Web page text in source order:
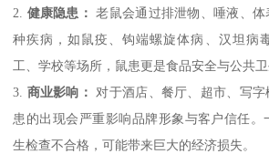
2. 健康隐患： 老鼠会通过排泄物、唾液、
种疾病，如鼠疫、钩端螺旋体病、汉坦病
工、学校等场所，鼠患更是食品安全与公共卫
3. 商业影响： 对于酒店、餐厅、超市、写
患的出现会严重影响品牌形象与客户信任。
生检查不合格，可能带来巨大的经济损失。